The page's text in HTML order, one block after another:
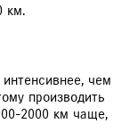
км.
чем
производить
2000 км чаще,